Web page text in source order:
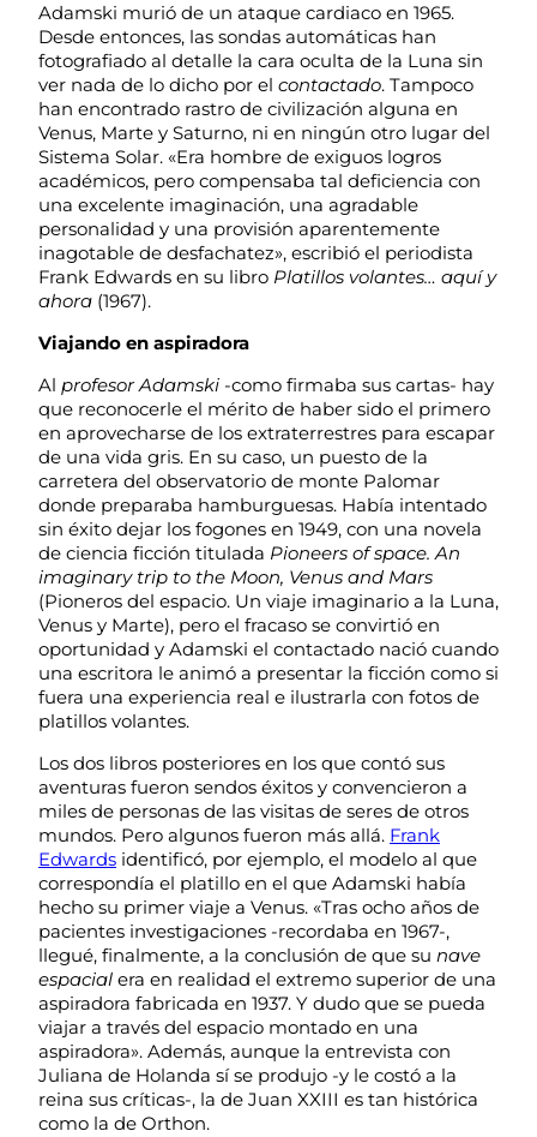
Adamski murió de un ataque cardiaco en 1965.
Desde entonces, las sondas automáticas han
fotografiado al detalle la cara oculta de la Luna sin
ver nada de lo dicho por el contactado. Tampoco
han encontrado rastro de civilización alguna en
Venus, Marte y Saturno, ni en ningún otro lugar del
Sistema Solar. «Era hombre de exiguos logros
académicos, pero compensaba tal deficiencia con
una excelente imaginación, una agradable
personalidad y una provisión aparentemente
inagotable de desfachatez», escribió el periodista
Frank Edwards en su libro Platillos volantes… aquí y
ahora (1967).
Viajando en aspiradora
Al profesor Adamski -como firmaba sus cartas- hay
que reconocerle el mérito de haber sido el primero
en aprovecharse de los extraterrestres para escapar
de una vida gris. En su caso, un puesto de la
carretera del observatorio de monte Palomar
donde preparaba hamburguesas. Había intentado
sin éxito dejar los fogones en 1949, con una novela
de ciencia ficción titulada Pioneers of space. An
imaginary trip to the Moon, Venus and Mars
(Pioneros del espacio. Un viaje imaginario a la Luna,
Venus y Marte), pero el fracaso se convirtió en
oportunidad y Adamski el contactado nació cuando
una escritora le animó a presentar la ficción como si
fuera una experiencia real e ilustrarla con fotos de
platillos volantes.
Los dos libros posteriores en los que contó sus
aventuras fueron sendos éxitos y convencieron a
miles de personas de las visitas de seres de otros
mundos. Pero algunos fueron más allá. Frank
Edwards identificó, por ejemplo, el modelo al que
correspondía el platillo en el que Adamski había
hecho su primer viaje a Venus. «Tras ocho años de
pacientes investigaciones -recordaba en 1967-,
llegué, finalmente, a la conclusión de que su nave
espacial era en realidad el extremo superior de una
aspiradora fabricada en 1937. Y dudo que se pueda
viajar a través del espacio montado en una
aspiradora». Además, aunque la entrevista con
Juliana de Holanda sí se produjo -y le costó a la
reina sus críticas-, la de Juan XXIII es tan histórica
como la de Orthon.